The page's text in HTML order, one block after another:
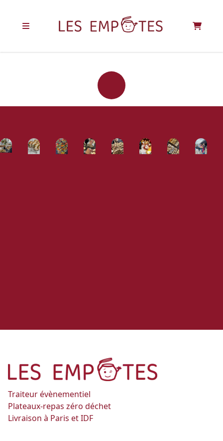
COMMUNAUTÉ
Traiteur évènementiel
Plateaux-repas zéro déchet
Livraison à Paris et IDF